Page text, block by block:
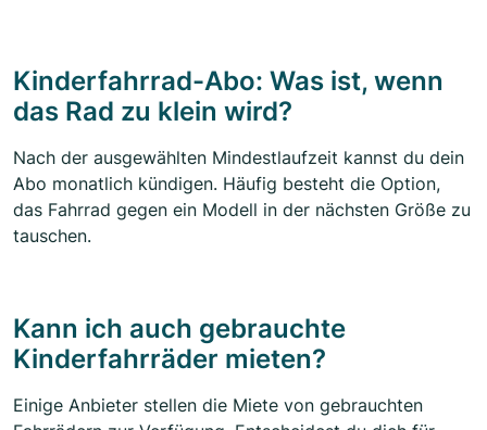
Kinderfahrrad-Abo: Was ist, wenn
das Rad zu klein wird?
Nach der ausgewählten Mindestlaufzeit kannst du dein
Abo monatlich kündigen. Häufig besteht die Option,
das Fahrrad gegen ein Modell in der nächsten Größe zu
tauschen.
Kann ich auch gebrauchte
Kinderfahrräder mieten?
Einige Anbieter stellen die Miete von gebrauchten